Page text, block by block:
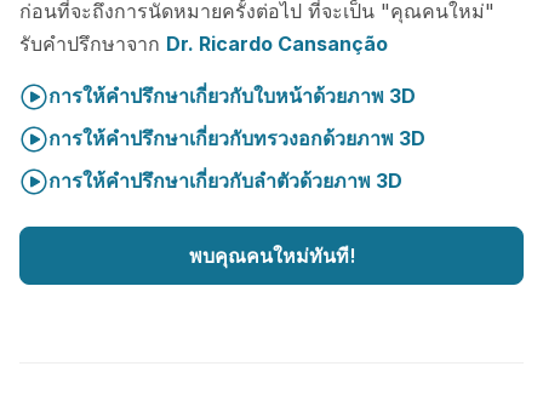
ก่อนที่จะถึงการนัดหมายครั้งต่อไป ที่จะเป็น "คุณคนใหม่"
รับคำปรึกษาจาก Dr. Ricardo Cansanção
การให้คำปรึกษาเกี่ยวกับใบหน้าด้วยภาพ 3D
การให้คำปรึกษาเกี่ยวกับทรวงอกด้วยภาพ 3D
การให้คำปรึกษาเกี่ยวกับลำตัวด้วยภาพ 3D
พบคุณคนใหม่ทันที!